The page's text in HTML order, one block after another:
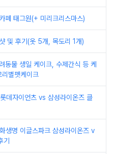
페 태그원(+ 미리크리스마스)
및 후기(옷 5개, 목도리 1개)
동물 생일 케이크, 수제간식 등 케
별펫케이크
데자이언츠 vs 삼성라이온즈 클
명 이글스파크 삼성라이온즈 v
기